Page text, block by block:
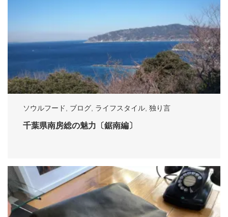
ソウルフード ブログ ライフスタイル 独り言
千葉県南房総の魅力〔鋸南編〕